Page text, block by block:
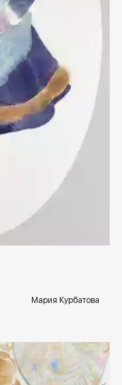
spb.rakovgallery.ru
Мария Курбатова